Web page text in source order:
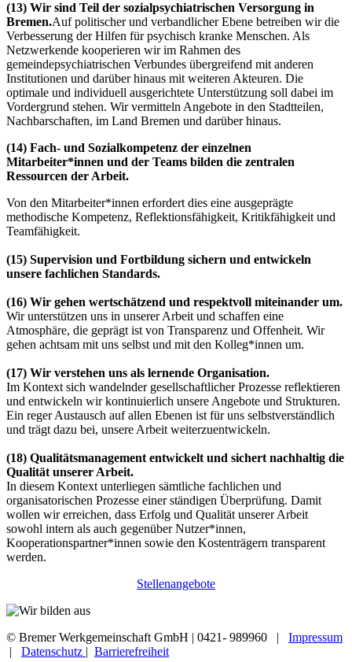
(13) Wir sind Teil der sozialpsychiatrischen Versorgung in
Bremen.Auf politischer und verbandlicher Ebene betreiben wir die
Verbesserung der Hilfen für psychisch kranke Menschen. Als
Netzwerkende kooperieren wir im Rahmen des
gemeindepsychiatrischen Verbundes übergreifend mit anderen
Institutionen und darüber hinaus mit weiteren Akteuren. Die
optimale und individuell ausgerichtete Unterstützung soll dabei im
Vordergrund stehen. Wir vermitteln Angebote in den Stadtteilen,
Nachbarschaften, im Land Bremen und darüber hinaus.
(14) Fach- und Sozialkompetenz der einzelnen
Mitarbeiter*innen und der Teams bilden die zentralen
Ressourcen der Arbeit.
Von den Mitarbeiter*innen erfordert dies eine ausgeprägte
methodische Kompetenz, Reflektionsfähigkeit, Kritikfähigkeit und
Teamfähigkeit.
(15) Supervision und Fortbildung sichern und entwickeln
unsere fachlichen Standards.
(16) Wir gehen wertschätzend und respektvoll miteinander um.
Wir unterstützen uns in unserer Arbeit und schaffen eine
Atmosphäre, die geprägt ist von Transparenz und Offenheit. Wir
gehen achtsam mit uns selbst und mit den Kolleg*innen um.
(17) Wir verstehen uns als lernende Organisation.
Im Kontext sich wandelnder gesellschaftlicher Prozesse reflektieren
und entwickeln wir kontinuierlich unsere Angebote und Strukturen.
Ein reger Austausch auf allen Ebenen ist für uns selbstverständlich
und trägt dazu bei, unsere Arbeit weiterzuentwickeln.
(18) Qualitätsmanagement entwickelt und sichert nachhaltig die
Qualität unserer Arbeit.
In diesem Kontext unterliegen sämtliche fachlichen und
organisatorischen Prozesse einer ständigen Überprüfung. Damit
wollen wir erreichen, dass Erfolg und Qualität unserer Arbeit
sowohl intern als auch gegenüber Nutzer*innen,
Kooperationspartner*innen sowie den Kostenträgern transparent
werden.
Stellenangebote
© Bremer Werkgemeinschaft GmbH | 0421- 989960 | Impressum
| Datenschutz | Barrierefreiheit